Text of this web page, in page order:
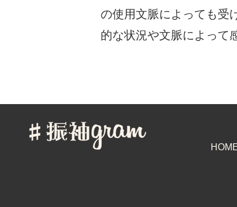
の使用文脈によっても受
的な状況や文脈によって